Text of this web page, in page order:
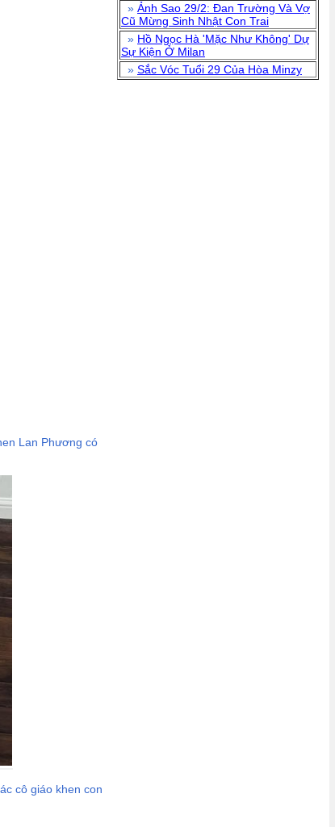
Lan Phương có
cô giáo khen con
» Ảnh Sao 29/2: Đan Trường Và Vợ
Cũ Mừng Sinh Nhật Con Trai
» Hồ Ngọc Hà 'Mặc Như Không' Dự
Sự Kiện Ở Milan
» Sắc Vóc Tuổi 29 Của Hòa Minzy